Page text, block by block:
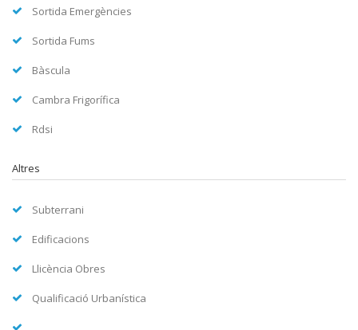
Sortida Emergències
Sortida Fums
Bàscula
Cambra Frigorífica
Rdsi
Altres
Subterrani
Edificacions
Llicència Obres
Qualificació Urbanística